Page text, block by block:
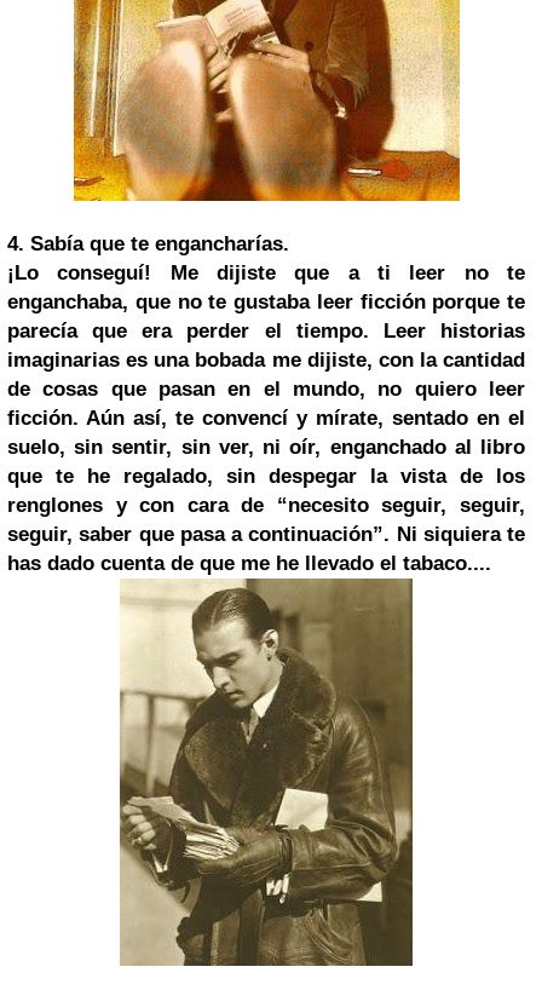
4. Sabía que te engancharías.
¡Lo conseguí! Me dijiste que a ti leer no te
enganchaba, que no te gustaba leer ficción porque te
parecía que era perder el tiempo. Leer historias
imaginarias es una bobada me dijiste, con la cantidad
de cosas que pasan en el mundo, no quiero leer
ficción. Aún así, te convencí y mírate, sentado en el
suelo, sin sentir, sin ver, ni oír, enganchado al libro
que te he regalado, sin despegar la vista de los
renglones y con cara de “necesito seguir, seguir,
seguir, saber que pasa a continuación”. Ni siquiera te
has dado cuenta de que me he llevado el tabaco....